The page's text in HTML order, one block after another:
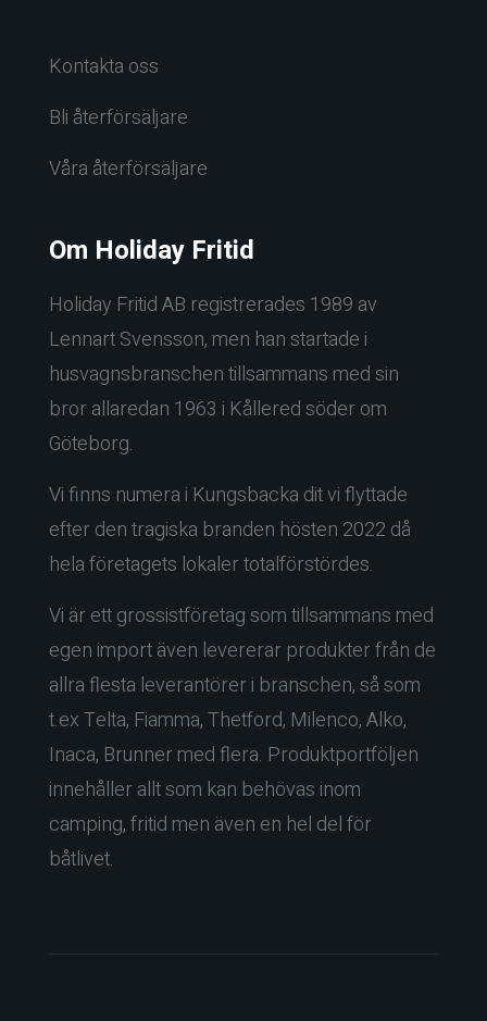
Kontakta oss
Bli återförsäljare
Våra återförsäljare
Om Holiday Fritid
Holiday Fritid AB registrerades 1989 av
Lennart Svensson, men han startade i
husvagnsbranschen tillsammans med sin
bror allaredan 1963 i Kållered söder om
Göteborg.
Vi finns numera i Kungsbacka dit vi flyttade
efter den tragiska branden hösten 2022 då
hela företagets lokaler totalförstördes.
Vi är ett grossistföretag som tillsammans med
egen import även levererar produkter från de
allra flesta leverantörer i branschen, så som
t.ex Telta, Fiamma, Thetford, Milenco, Alko,
Inaca, Brunner med flera. Produktportföljen
innehåller allt som kan behövas inom
camping, fritid men även en hel del för
båtlivet.